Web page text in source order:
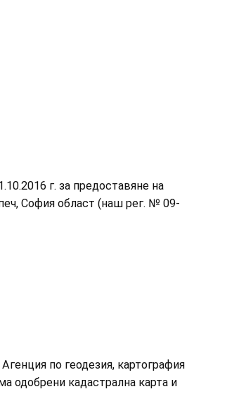
г. за предоставяне на
София област (наш рег. № 09-
по геодезия, картография
одобрени кадастрална карта и